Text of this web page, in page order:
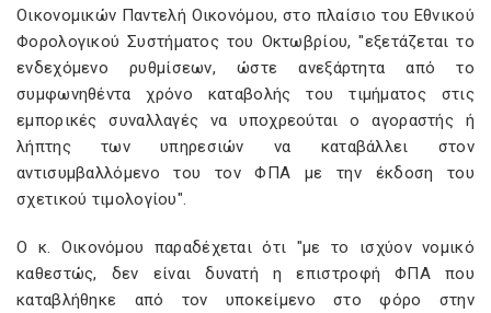
Οικονομικών Παντελή Οικονόμου, στο πλαίσιο του Εθνικού
Φορολογικού Συστήματος του Οκτωβρίου, "εξετάζεται το
ενδεχόμενο ρυθμίσεων, ώστε ανεξάρτητα από το
συμφωνηθέντα χρόνο καταβολής του τιμήματος στις
εμπορικές συναλλαγές να υποχρεούται ο αγοραστής ή
λήπτης των υπηρεσιών να καταβάλλει στον
αντισυμβαλλόμενο του τον ΦΠΑ με την έκδοση του
σχετικού τιμολογίου".
Ο κ. Οικονόμου παραδέχεται ότι "με το ισχύον νομικό
καθεστώς, δεν είναι δυνατή η επιστροφή ΦΠΑ που
καταβλήθηκε από τον υποκείμενο στο φόρο στην